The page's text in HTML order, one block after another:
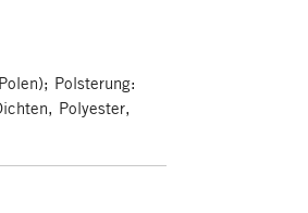
Polsterung:
Polyester,